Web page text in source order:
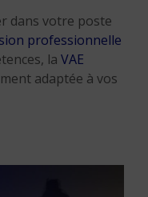
dans votre poste
professionnelle
la VAE
adaptée à vos